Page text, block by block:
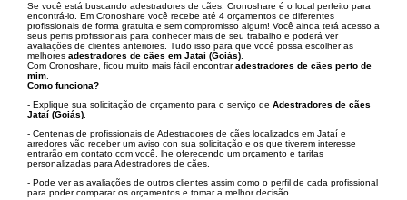
Se você está buscando adestradores de cães, Cronoshare é o local perfeito para
encontrá-lo. Em Cronoshare você recebe até 4 orçamentos de diferentes
profissionais de forma gratuita e sem compromisso algum! Você ainda terá acesso a
seus perfis profissionais para conhecer mais de seu trabalho e poderá ver
avaliações de clientes anteriores. Tudo isso para que você possa escolher as
melhores adestradores de cães em Jataí (Goiás)
Com Cronoshare, ficou muito mais fácil encontraradestradores de cães perto de
mim
Como funciona?
- Explique sua solicitação de orçamento para o serviço de Adestradores de cães
Jataí (Goiás)
- Centenas de profissionais de Adestradores de cães localizados em Jataí e
arredores vão receber um aviso con sua solicitação e os que tiverem interesse
entrarão em contato com você, lhe oferecendo um orçamento e tarifas
personalizadas para Adestradores de cães.
- Pode ver as avaliações de outros clientes assim como o perfil de cada profissional
para poder comparar os orçamentos e tomar a melhor decisão.